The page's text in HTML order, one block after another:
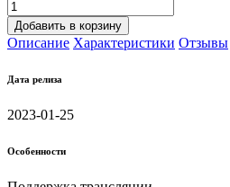
Добавить в корзину
Описание Характеристики Отзывы
Дата релиза
2023-01-25
Особенности